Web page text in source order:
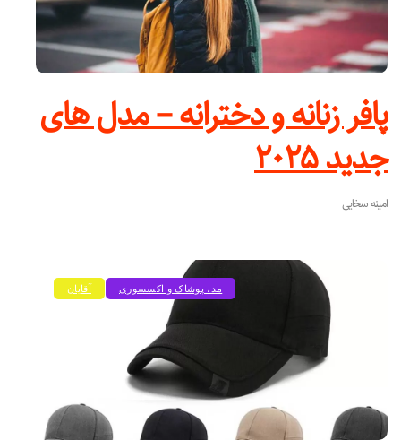
پافر زنانه و دخترانه – مدل های
جدید ۲۰۲۵
امینه سخایی
آقایان مد، پوشاک و اکسسوری